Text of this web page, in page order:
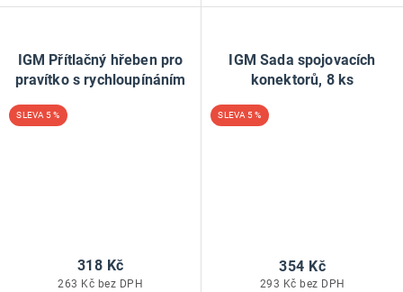
IGM Přítlačný hřeben pro
pravítko s rychloupínáním
5 %
263 Kč bez DPH
318 Kč
IGM Sada spojovacích
konektorů, 8 ks
5 %
293 Kč bez DPH
354 Kč